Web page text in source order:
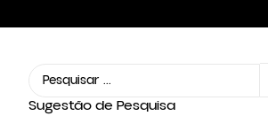
Sugestão de Pesquisa